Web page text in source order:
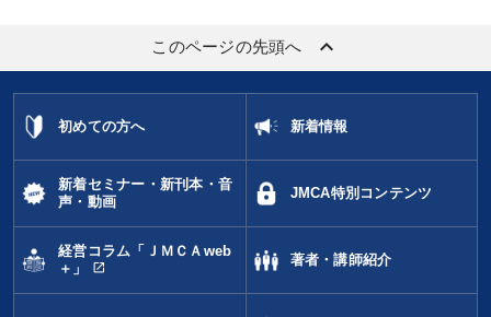
このページの先頭へ keyboard_arrow_up
初めての方へ 新着情報
新着セミナー・新刊本・音
声・動画
JMCA特別コンテンツ
経営コラム「ＪＭＣＡweb
＋」
open_in_new
著者・講師紹介